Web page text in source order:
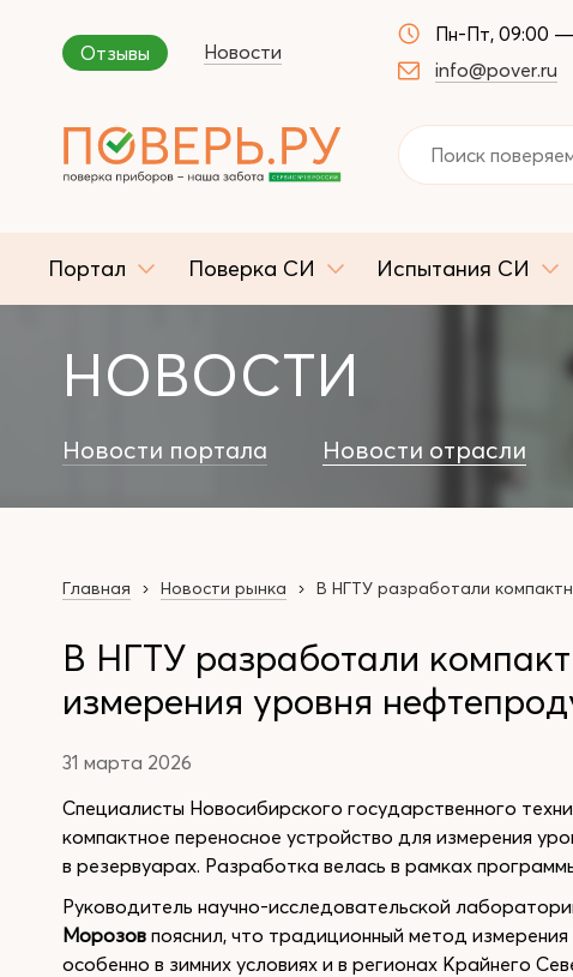
Отзывы Новости
Пн-Пт, 09:00 —
info@pover.ru
Портал Поверка СИ Испытания СИ
НОВОСТИ
Новости портала Новости отрасли
Главная Новости рынка В НГТУ разработали
В НГТУ разработали
измерения уровня
31 марта 2026
Специалисты Новосибирского государственного
компактное переносное устройство для измерения
в резервуарах. Разработка велась в рамках
Руководитель научно-исследовательской
Морозов пояснил, что традиционный метод
особенно в зимних условиях и в регионах Крайнего